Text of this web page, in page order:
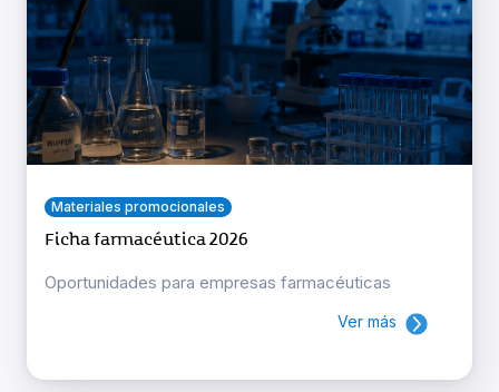
Materiales promocionales
Ficha farmacéutica 2026
Oportunidades para empresas farmacéuticas
Ver más